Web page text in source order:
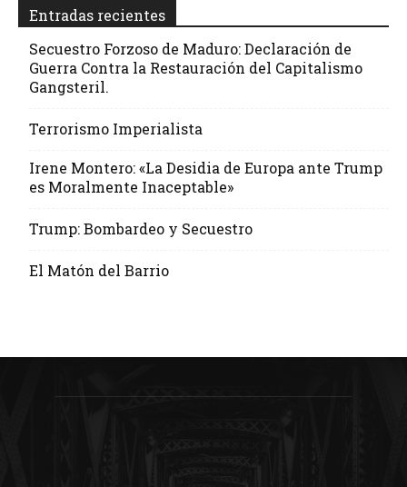
Entradas recientes
Secuestro Forzoso de Maduro: Declaración de
Guerra Contra la Restauración del Capitalismo
Gangsteril.
Terrorismo Imperialista
Irene Montero: «La Desidia de Europa ante Trump
es Moralmente Inaceptable»
Trump: Bombardeo y Secuestro
El Matón del Barrio